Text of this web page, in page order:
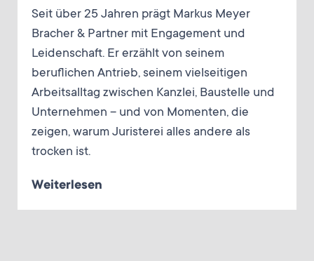
Seit über 25 Jahren prägt Markus Meyer
Bracher & Partner mit Engagement und
Leidenschaft. Er erzählt von seinem
beruflichen Antrieb, seinem vielseitigen
Arbeitsalltag zwischen Kanzlei, Baustelle und
Unternehmen – und von Momenten, die
zeigen, warum Juristerei alles andere als
trocken ist.
Weiterlesen